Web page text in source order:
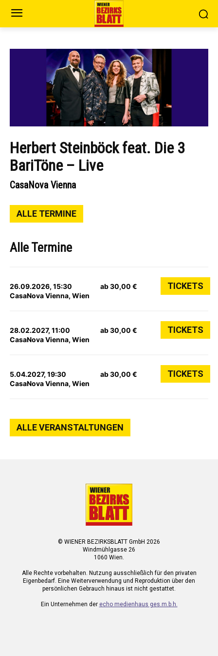
Herbert Steinböck feat. Die 3
BariTöne – Live
CasaNova Vienna
ALLE TERMINE
Alle Termine
26.09.2026, 15:30
CasaNova Vienna, Wien
ab 30,00 € TICKETS
28.02.2027, 11:00
CasaNova Vienna, Wien
ab 30,00 € TICKETS
5.04.2027, 19:30
CasaNova Vienna, Wien
ab 30,00 € TICKETS
ALLE VERANSTALTUNGEN
© WIENER BEZIRKSBLATT GmbH 2026
Windmühlgasse 26
1060 Wien.
Alle Rechte vorbehalten. Nutzung ausschließlich für den privaten
Eigenbedarf. Eine Weiterverwendung und Reproduktion über den
persönlichen Gebrauch hinaus ist nicht gestattet.
Ein Unternehmen der echo medienhaus ges.m.b.h.